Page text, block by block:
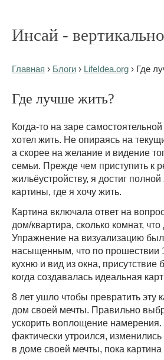
Инсай -
Главная › Блоги › LifeIdea.org › Где
Где лучше жить?
Когда-то на заре
хотел жить. Не опираясь на
а скорее на желание и видение
семьи. Прежде чем приступить к
жильёустройству, я достиг
картины, где я хочу жить.
Картина включала ответ на
дом/квартира, сколько комнат,
Упражнение на визуализацию
насыщенным, что по прошествии
кухню и вид из окна,
когда создавалась идеальная
8 лет ушло чтобы превратить эту
дом своей мечты. Правильно
ускорить воплощение
фактически утроился,
в доме своей мечты, пока